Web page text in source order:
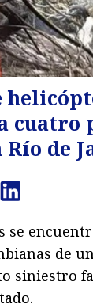
cuatro
de
se
de
siniestro